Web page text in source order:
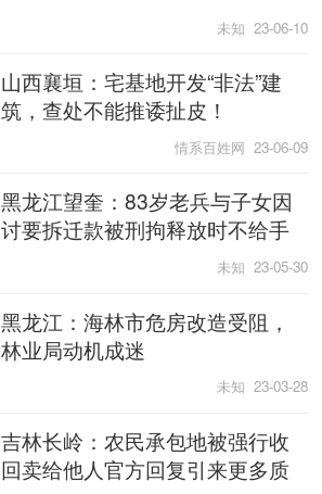
未知 23-06-10
山西襄垣：宅基地开发“非法”建
筑，查处不能推诿扯皮！
情系百姓网 23-06-09
黑龙江望奎：83岁老兵与子女因
讨要拆迁款被刑拘释放时不给手
未知 23-05-30
黑龙江：海林市危房改造受阻，
林业局动机成迷
未知 23-03-28
吉林长岭：农民承包地被强行收
回卖给他人官方回复引来更多质